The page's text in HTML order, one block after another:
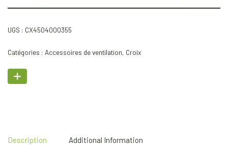
UGS : CX4504000355
Catégories : Accessoires de ventilation, Croix
Description Additional Information